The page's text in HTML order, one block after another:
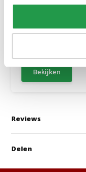
1 tot 2
Bekijken
Reviews
Delen